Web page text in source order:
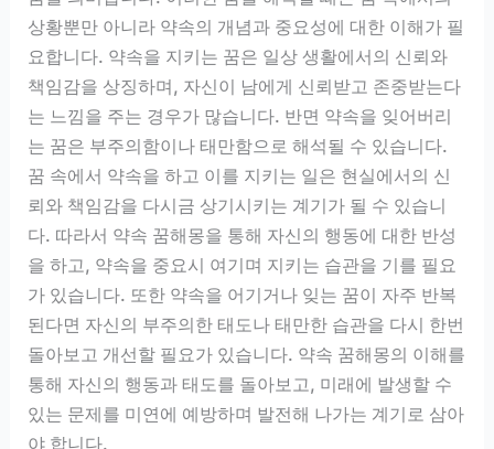
상황뿐만 아니라 약속의 개념과 중요성에 대한 이해가 필
요합니다. 약속을 지키는 꿈은 일상 생활에서의 신뢰와
책임감을 상징하며, 자신이 남에게 신뢰받고 존중받는다
는 느낌을 주는 경우가 많습니다. 반면 약속을 잊어버리
는 꿈은 부주의함이나 태만함으로 해석될 수 있습니다.
꿈 속에서 약속을 하고 이를 지키는 일은 현실에서의 신
뢰와 책임감을 다시금 상기시키는 계기가 될 수 있습니
다. 따라서 약속 꿈해몽을 통해 자신의 행동에 대한 반성
을 하고, 약속을 중요시 여기며 지키는 습관을 기를 필요
가 있습니다. 또한 약속을 어기거나 잊는 꿈이 자주 반복
된다면 자신의 부주의한 태도나 태만한 습관을 다시 한번
돌아보고 개선할 필요가 있습니다. 약속 꿈해몽의 이해를
통해 자신의 행동과 태도를 돌아보고, 미래에 발생할 수
있는 문제를 미연에 예방하며 발전해 나가는 계기로 삼아
야 합니다.